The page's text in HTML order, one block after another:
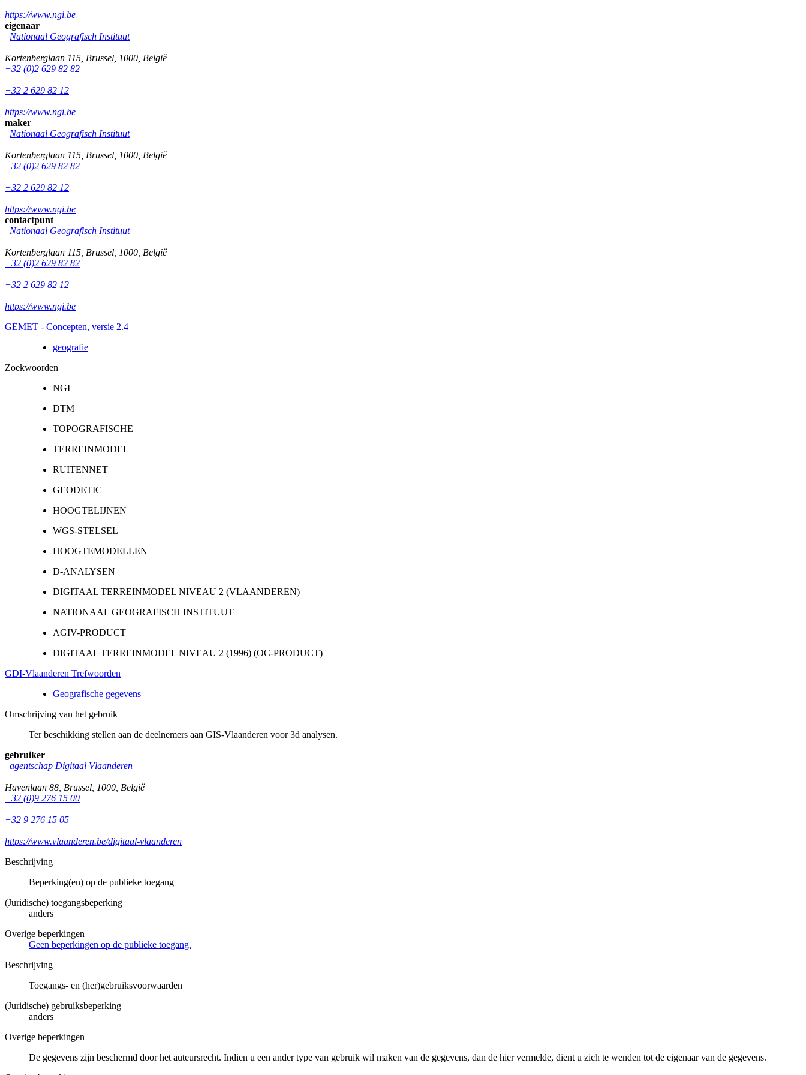
https://www.ngi.be
eigenaar
Nationaal Geografisch Instituut
Kortenberglaan 115 Brussel 1000 België
+32 (0)2 629 82 82
+32 2 629 82 12
https://www.ngi.be
maker
Nationaal Geografisch Instituut
Kortenberglaan 115 Brussel 1000 België
+32 (0)2 629 82 82
+32 2 629 82 12
https://www.ngi.be
contactpunt
Nationaal Geografisch Instituut
Kortenberglaan 115 Brussel 1000 België
+32 (0)2 629 82 82
+32 2 629 82 12
https://www.ngi.be
GEMET - Concepten, versie 2.4
geografie
Zoekwoorden
NGI
DTM
TOPOGRAFISCHE
TERREINMODEL
RUITENNET
GEODETIC
HOOGTELIJNEN
WGS-STELSEL
HOOGTEMODELLEN
D-ANALYSEN
DIGITAAL TERREINMODEL NIVEAU 2 (VLAANDEREN)
NATIONAAL GEOGRAFISCH INSTITUUT
AGIV-PRODUCT
DIGITAAL TERREINMODEL NIVEAU 2 (1996) (OC-PRODUCT)
GDI-Vlaanderen Trefwoorden
Geografische gegevens
Omschrijving van het gebruik
Ter beschikking stellen aan de deelnemers aan GIS-Vlaanderen voor 3d analysen.
gebruiker
agentschap Digitaal Vlaanderen
Havenlaan 88 Brussel 1000 België
+32 (0)9 276 15 00
+32 9 276 15 05
https://www.vlaanderen.be/digitaal-vlaanderen
Beschrijving
Beperking(en) op de publieke toegang
(Juridische) toegangsbeperking
anders
Overige beperkingen
Geen beperkingen op de publieke toegang.
Beschrijving
Toegangs- en (her)gebruiksvoorwaarden
(Juridische) gebruiksbeperking
anders
Overige beperkingen
De gegevens zijn beschermd door het auteursrecht. Indien u een ander type van gebruik wil maken van de gegevens, dan de hier vermelde, dient u zich te wenden tot de eigenaar van de gegevens.